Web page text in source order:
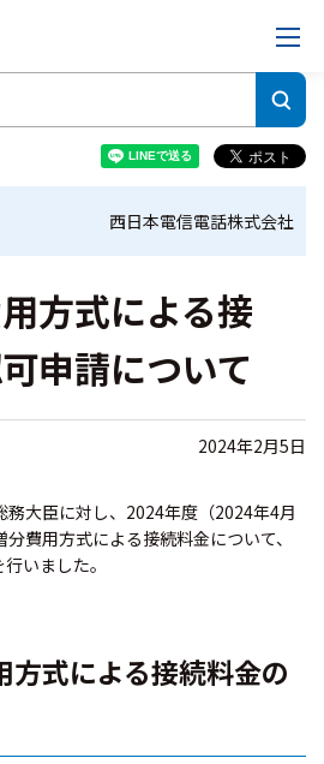
西日本電信電話株式会社
方式による接
申請について
2024年2月5日
大臣に対し、2024年度（2024年4月
費用方式による接続料金について、
いました。
方式による接続料金の